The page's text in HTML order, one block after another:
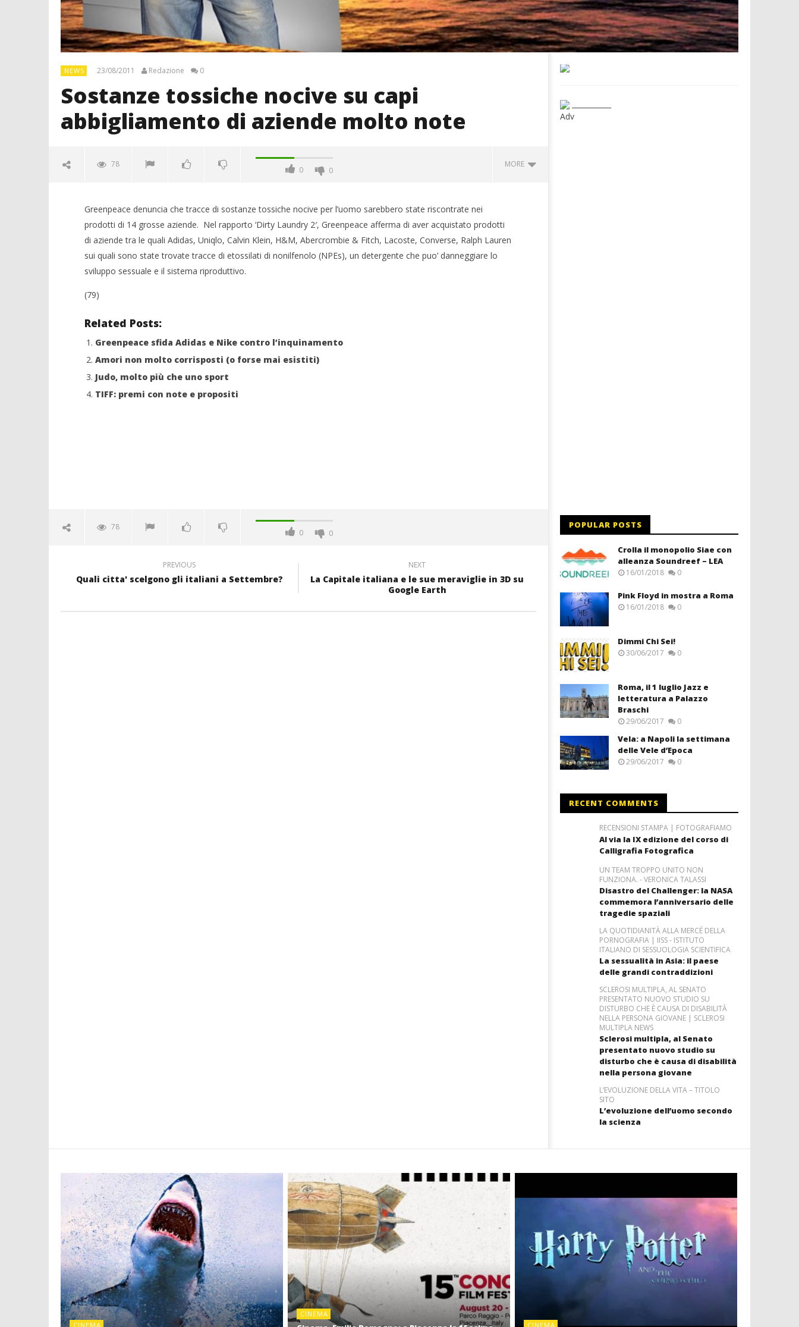
NEWS 23/08/2011 Redazione 0
Sostanze tossiche nocive su capi
abbigliamento di aziende molto note
78
0 0
MORE
NOW VIEWING
abbigliamento di aziende molto
note
Redazione
23/08/2011
Greenpeace denuncia che tracce di sostanze tossiche nocive per l’uomo sarebbero state riscontrate nei
prodotti di 14 grosse aziende. Nel rapporto ‘Dirty Laundry 2′, Greenpeace afferma di aver acquistato prodotti
di aziende tra le quali Adidas, Uniqlo, Calvin Klein, H&M, Abercrombie & Fitch, Lacoste, Converse, Ralph Lauren
sui quali sono state trovate tracce di etossilati di nonilfenolo (NPEs), un detergente che puo’ danneggiare lo
sviluppo sessuale e il sistema riproduttivo.
(79)
Related Posts:
Greenpeace sfida Adidas e Nike contro l’inquinamento
Amori non molto corrisposti (o forse mai esistiti)
Judo, molto più che uno sport
TIFF: premi con note e propositi
78
0 0
PREVIOUS
Quali citta' scelgono gli italiani a Settembre?
NEXT
La Capitale italiana e le sue meraviglie in 3D su
Google Earth
___________
Adv
POPULAR POSTS
Crolla il monopolio Siae con
alleanza Soundreef – LEA
16/01/2018 0
Pink Floyd in mostra a Roma
16/01/2018 0
Dimmi Chi Sei!
30/06/2017 0
Roma, il 1 luglio Jazz e
letteratura a Palazzo
Braschi
29/06/2017 0
Vela: a Napoli la settimana
delle Vele d’Epoca
29/06/2017 0
RECENT COMMENTS
RECENSIONI STAMPA | FOTOGRAFIAMO
Al via la IX edizione del corso di
Calligrafia Fotografica
UN TEAM TROPPO UNITO NON
FUNZIONA. - VERONICA TALASSI
Disastro del Challenger: la NASA
commemora l’anniversario delle
tragedie spaziali
LA QUOTIDIANITÀ ALLA MERCÉ DELLA
PORNOGRAFIA | IISS - ISTITUTO
ITALIANO DI SESSUOLOGIA SCIENTIFICA
La sessualità in Asia: il paese
delle grandi contraddizioni
SCLEROSI MULTIPLA, AL SENATO
PRESENTATO NUOVO STUDIO SU
DISTURBO CHE È CAUSA DI DISABILITÀ
NELLA PERSONA GIOVANE | SCLEROSI
MULTIPLA NEWS
Sclerosi multipla, al Senato
presentato nuovo studio su
disturbo che è causa di disabilità
nella persona giovane
L’EVOLUZIONE DELLA VITA – TITOLO
SITO
L’evoluzione dell’uomo secondo
la scienza
CINEMA
CINEMA
CINEMA